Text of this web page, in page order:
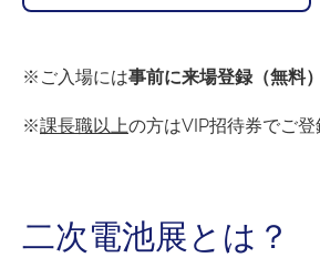
※ご入場には事前に来場登録（無料）
※課長職以上の方はVIP招待券でご登
二次電池展とは？